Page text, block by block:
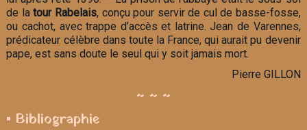
de latour Rabelais, conçu pour servir de cul de basse-fosse,
ou cachot, avec trappe d’accès et latrine. Jean de Varennes,
prédicateur célèbre dans toute la France, qui aurait pu devenir
pape, est sans doute le seul qui y soit jamais mort.
Pierre GILLON
~ ~ ~
▪ Bibliographie